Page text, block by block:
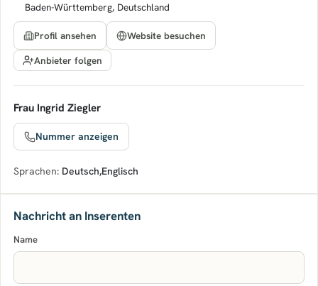
Baden-Württemberg, Deutschland
Profil ansehen
Website besuchen
Anbieter folgen
Frau Ingrid Ziegler
Nummer anzeigen
Sprachen: Deutsch,Englisch
Nachricht an Inserenten
Name